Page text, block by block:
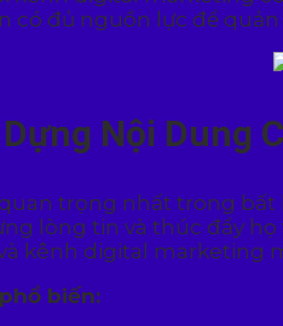
có đủ nguồn lực để
Nội Dung
trọng nhất trong
lòng tin và thúc đẩy
kênh digital marketing
biến: